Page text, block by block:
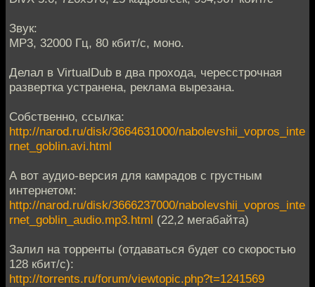
Звук:
MP3, 32000 Гц, 80 кбит/с, моно.
Делал в VirtualDub в два прохода, чересстрочная
развертка устранена, реклама вырезана.
Собственно, ссылка:
http://narod.ru/disk/3664631000/nabolevshii_vopros_inte
rnet_goblin.avi.html
А вот аудио-версия для камрадов с грустным
интернетом:
http://narod.ru/disk/3666237000/nabolevshii_vopros_inte
rnet_goblin_audio.mp3.html (22,2 мегабайта)
Залил на торренты (отдаваться будет со скоростью
128 кбит/с):
http://torrents.ru/forum/viewtopic.php?t=1241569